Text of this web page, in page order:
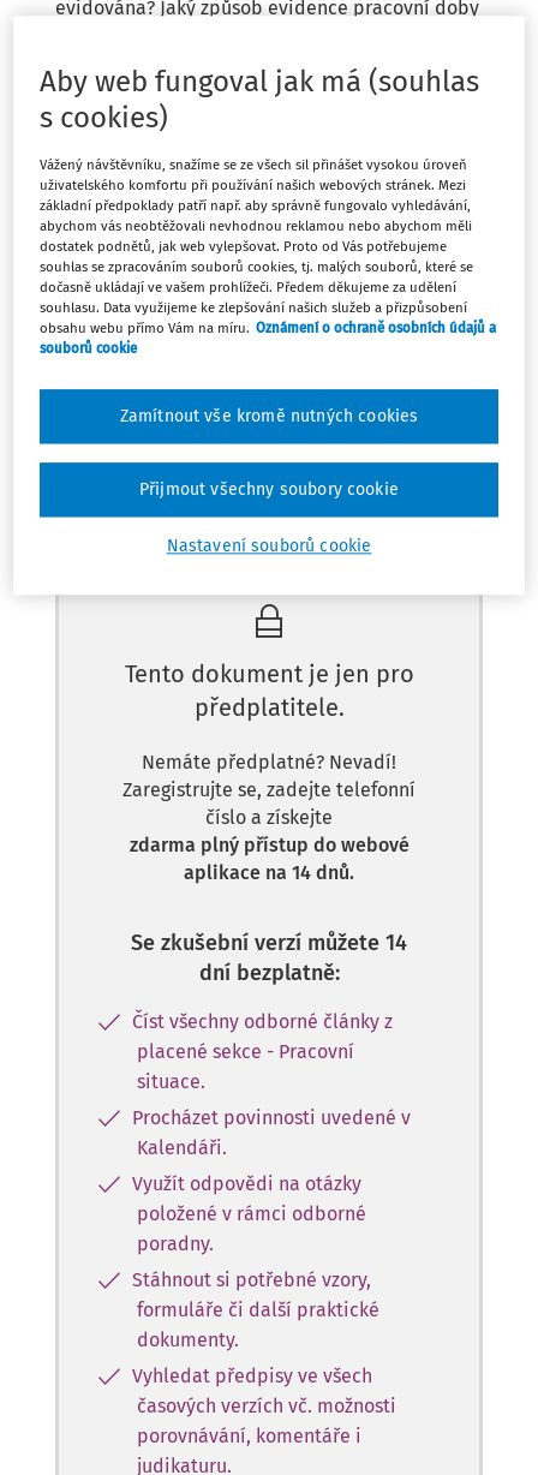
evidována? Jaký způsob evidence pracovní doby
Jaké všechny informace musí obsahovat rozvrh
pracovní doby
aktuálního rozvrhu a nebo mohu pro pedagogy s
úvazkem 40 hod. stanovit např. pracovní dobu
pondělí až pátek od 7:30 do 16:00 hod. s tím, že
počet přímé vyučovací činnosti je 22 hod. a
nepřímé vyučovací činnosti 18 hod.?
Odpověď
Tento dokument je jen pro
předplatitele.
Nemáte předplatné? Nevadí!
Zaregistrujte se, zadejte telefonní
číslo a získejte
zdarma plný přístup do webové
aplikace na 14 dnů.
Se zkušební verzí můžete 14
dní bezplatně:
Číst všechny odborné články z
placené sekce - Pracovní
situace.
Procházet povinnosti uvedené v
Kalendáři.
Využít odpovědi na otázky
položené v rámci odborné
poradny.
Stáhnout si potřebné vzory,
formuláře či další praktické
dokumenty.
Vyhledat předpisy ve všech
časových verzích vč. možnosti
porovnávání, komentáře i
judikaturu.
Aby web fungoval jak má (souhlas
s cookies)
Vážený návštěvníku, snažíme se ze všech sil přinášet vysokou úroveň
uživatelského komfortu při používání našich webových stránek. Mezi
základní předpoklady patří např. aby správně fungovalo vyhledávání,
abychom vás neobtěžovali nevhodnou reklamou nebo abychom měli
dostatek podnětů, jak web vylepšovat. Proto od Vás potřebujeme
souhlas se zpracováním souborů cookies, tj. malých souborů, které se
dočasně ukládají ve vašem prohlížeči. Předem děkujeme za udělení
souhlasu. Data využijeme ke zlepšování našich služeb a přizpůsobení
obsahu webu přímo Vám na míru. Oznámení o ochraně osobních údajů a
souborů cookie
Nastavení souborů cookie
Zamítnout vše kromě nutných cookies
Přijmout všechny soubory cookie